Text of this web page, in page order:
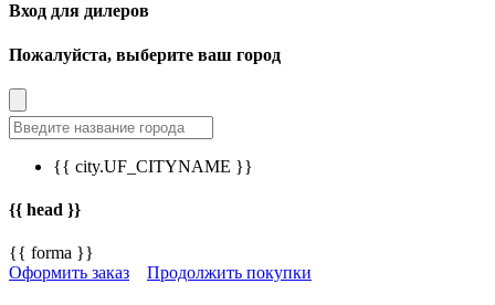
Вход для дилеров
Пожалуйста, выберите ваш город
{{ city.UF_CITYNAME }}
{{ head }}
{{ forma }}
Оформить заказ
Продолжить покупки